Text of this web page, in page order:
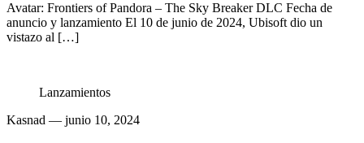
Avatar: Frontiers of Pandora – The Sky Breaker DLC Fecha de
anuncio y lanzamiento El 10 de junio de 2024, Ubisoft dio un
vistazo al […]
Lanzamientos
Kasnad — junio 10, 2024